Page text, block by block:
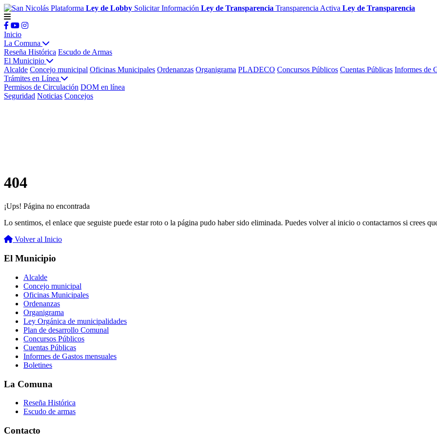
Plataforma Ley de Lobby Solicitar Información Ley de Transparencia Transparencia Activa Ley de Transparencia
Inicio
La Comuna
Reseña Histórica Escudo de Armas
El Municipio
Alcalde Concejo municipal Oficinas Municipales Ordenanzas Organigrama PLADECO Concursos Públicos Cuentas Públicas Informes de
Trámites en Línea
Permisos de Circulación DOM en línea
Seguridad Noticias Concejos
404
¡Ups! Página no encontrada
Lo sentimos, el enlace que seguiste puede estar roto o la página pudo haber sido eliminada. Puedes volver al inicio o contactarnos si crees
Volver al Inicio
El Municipio
Alcalde
Concejo municipal
Oficinas Municipales
Ordenanzas
Organigrama
Ley Orgánica de municipalidades
Plan de desarrollo Comunal
Concursos Públicos
Cuentas Públicas
Informes de Gastos mensuales
Boletines
La Comuna
Reseña Histórica
Escudo de armas
Contacto